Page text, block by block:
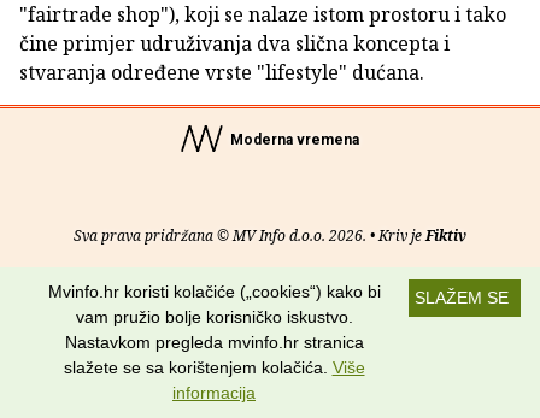
"fairtrade shop"), koji se nalaze istom prostoru i tako
čine primjer udruživanja dva slična koncepta i
stvaranja određene vrste "lifestyle" dućana.
Moderna vremena
Sva prava pridržana © MV Info d.o.o. 2026. • Kriv jeFiktiv
O nama • Pomoć• Uvjeti korištenja• RSS kanali
Potraži nas na:
SLAŽEM SE
Mvinfo.hr koristi kolačiće („cookies“) kako bi
vam pružio bolje korisničko iskustvo.
Nastavkom pregleda mvinfo.hr stranica
slažete se sa korištenjem kolačića. Više
informacija